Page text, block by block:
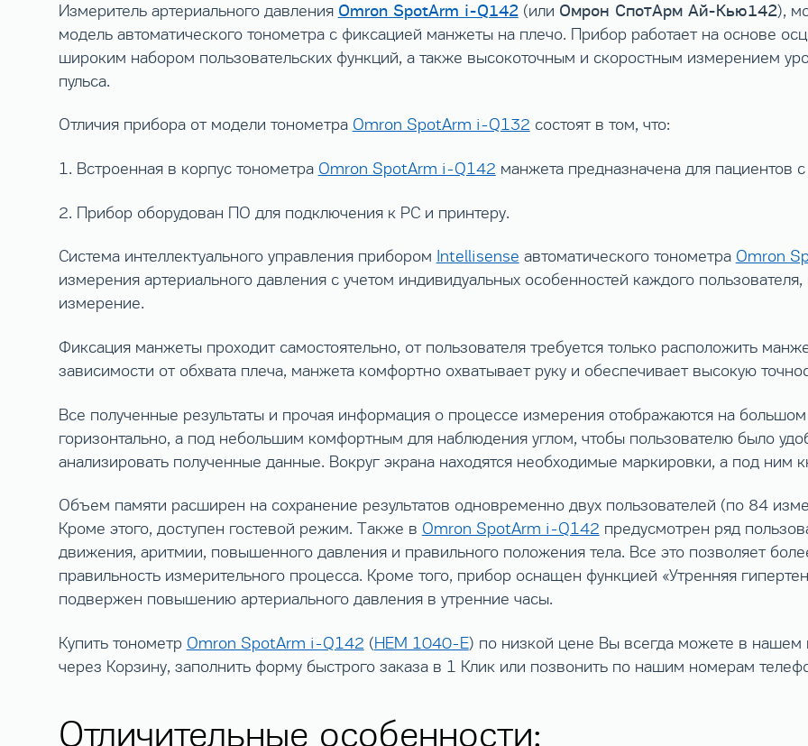
Измеритель артериального давления Omron SpotArm i-Q142(или Омрон СпотАрм Ай-Кью142),
модель автоматического тонометра с фиксацией манжеты на плечо. Прибор работает на основе
широким набором пользовательских функций, а также высокоточным и скоростным измерением
пульса.
Отличия прибора от модели тонометра Omron SpotArm i-Q132 состоят в том, что:
1. Встроенная в корпус тонометра Omron SpotArm i-Q142 манжета предназначена для пациентов
2. Прибор оборудован ПО для подключения к PC и принтеру.
Система интеллектуального управления прибором Intellisense автоматического тонометра Omron
измерения артериального давления с учетом индивидуальных особенностей каждого
измерение.
Фиксация манжеты проходит самостоятельно, от пользователя требуется только расположить
зависимости от обхвата плеча, манжета комфортно охватывает руку и обеспечивает высокую
Все полученные результаты и прочая информация о процессе измерения отображаются на
горизонтально, а под небольшим комфортным для наблюдения углом, чтобы пользователю было
анализировать полученные данные. Вокруг экрана находятся необходимые маркировки, а под ним
Объем памяти расширен на сохранение результатов одновременно двух пользователей (по 84
Кроме этого, доступен гостевой режим. Также в Omron SpotArm i-Q142 предусмотрен ряд
движения, аритмии, повышенного давления и правильного положения тела. Все это позволяет
правильность измерительного процесса. Кроме того, прибор оснащен функцией «Утренняя
подвержен повышению артериального давления в утренние часы.
Купить тонометр Omron SpotArm i-Q142 (HEM 1040-E) по низкой цене Вы всегда можете в нашем
через Корзину, заполнить форму быстрого заказа в 1 Клик или позвонить по нашим номерам
Отличительные особенности: